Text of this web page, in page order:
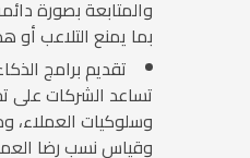
والمتابعة بصورة
بما يمنع التلاعب أو
تقديمبرامج
تساعد الشركات على
وسلوكيات العملاء،
وقياس نسب رضا